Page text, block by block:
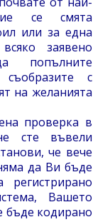
се смята
или за една
заявено
попълните
с
на желанията
проверка в
сте въвели
че вече
да Ви бъде
Вашето
бъде кодирано